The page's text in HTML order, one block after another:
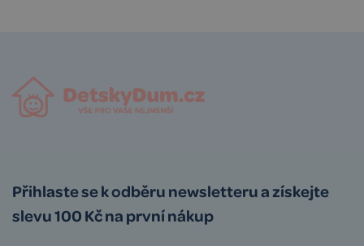
Přihlaste se k odběru newsletteru a získejte
slevu 100 Kč na první nákup